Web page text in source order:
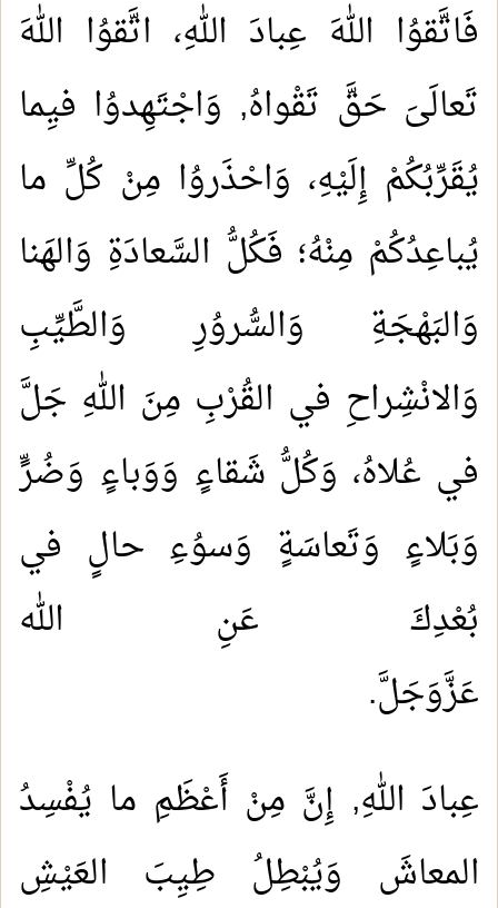
فَاتَّقوُا اللهَ عِبادَ اللهِ، اتَّقوُا اللهَ
تَعالَىَ حَقَّ تَقْواهُ, وَاجْتَهِدوُا فيِما
يُقَرِّبُكُمْ إِلَيْهِ، وَاحْذَروُا مِنْ كُلِّ ما
يُباعِدُكُمْ مِنْهُ؛ فَكُلُّ السَّعادَةِ وَالهَنا
وَالبَهْجَةِ وَالسُّروُرِ وَالطَّيِّبِ
وَالانْشِراحِ في القُرْبِ مِنَ اللهِ جَلَّ
في عُلاهُ، وَكُلُّ شَقاءٍ وَوَباءٍ وَضُرٍّ
وَبَلاءٍ وَتَعاسَةٍ وَسوُءِ حالٍ في
بُعْدِكَ عَنِ الله
عِبادَ اللهِ, إِنَّ مِنْ أَعْظَمِ ما يُفْسِدُ
المعاشَ وَيُبْطِلُ طِيِبَ العَيْشِ